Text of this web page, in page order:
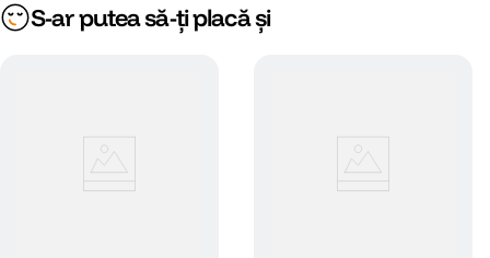
S-ar putea să-ți placă și